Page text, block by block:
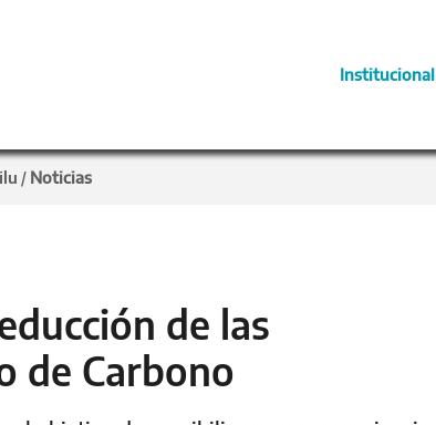
Institucional
/ Noticias
de las
de Carbono